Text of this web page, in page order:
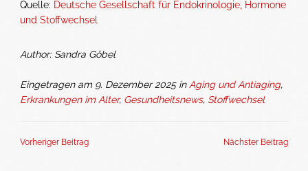
Quelle: Deutsche Gesellschaft für Endokrinologie, Hormone
und Stoffwechsel
Author: Sandra Göbel
Eingetragen am 9. Dezember 2025 in Aging und Antiaging,
Erkrankungen im Alter, Gesundheitsnews, Stoffwechsel
Vorheriger Beitrag Nächster Beitrag